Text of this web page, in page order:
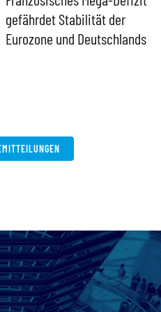
gefährdet Stabilität der
Eurozone und Deutschlands